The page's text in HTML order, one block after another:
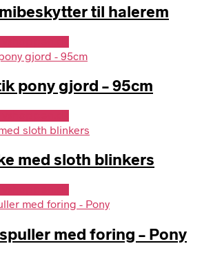
til halerem
pony gjord – 95cm
med sloth blinkers
med foring – Pony